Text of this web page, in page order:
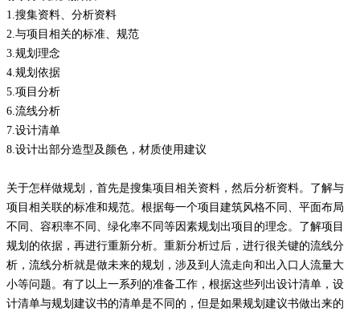
1. 搜集资料、分析资料
2. 与项目相关的标准、规范
3. 规划理念
4. 规划依据
5. 项目分析
6. 流线分析
7. 设计清单
8. 设计出部分造型及颜色，材质使用建议
关于怎样做规划，首先是搜集项目相关资料，然后分析资料。了解与
项目相关联的标准和规范。根据每一个项目建筑风格不同、平面布局
不同、容积率不同、绿化率不同等因素规划出项目的理念。了解项目
规划的依据，再进行重新分析。重新分析过后，进行很关键的流线分
析，流线分析就是做未来的规划，涉及到人流走向和出入口人流量大
小等问题。有了以上一系列的准备工作，根据这些列出设计清单，设
计清单与规划建议书的清单是不同的，但是如果规划建议书做出来的